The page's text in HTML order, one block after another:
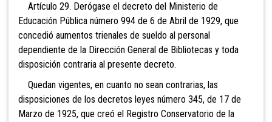
Artículo 29. Derógase el decreto del Ministerio de
Educación Pública número 994 de 6 de Abril de 1929, que
concedió aumentos trienales de sueldo al personal
dependiente de la Dirección General de Bibliotecas y toda
disposición contraria al presente decreto.
Quedan vigentes, en cuanto no sean contrarias, las
disposiciones de los decretos leyes número 345, de 17 de
Marzo de 1925, que creó el Registro Conservatorio de la